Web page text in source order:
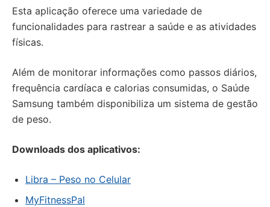
Esta aplicação oferece uma variedade de
funcionalidades para rastrear a saúde e as atividades
físicas.
Além de monitorar informações como passos diários,
frequência cardíaca e calorias consumidas, o Saúde
Samsung também disponibiliza um sistema de gestão
de peso.
Downloads dos aplicativos:
Libra – Peso no Celular
MyFitnessPal